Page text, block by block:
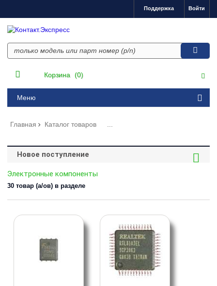
Войти
Поддержка
Корзина (0)
Меню
Главная Каталог товаров
Новое поступление
Электронные компоненты
30 товар (а/ов) в разделе